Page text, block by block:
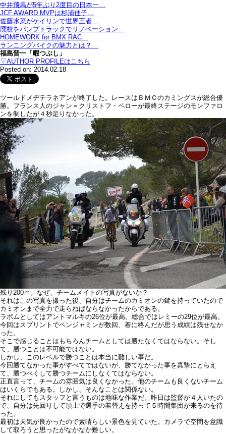
中井飛馬が5年ぶり2度目の日本一…
JCF AWARD MVPは杉浦佳子…
佐藤水菜がケイリンで世界王者…
廃校をパンプトラックでリノベーション…
HOMEWORK for BMX RAC…
ランニングバイクの魅力とは？…
福島晋一「暇つぶし」
▽AUTHOR PROFILEはこちら
Posted on: 2014.02.18
ツールドメヂテラネアンが終了した。レースはＢＭＣのカミングスが総合優
勝。フランス人のジャン＝クリストフ・ペローが最終ステージのモンファロ
ンを制したが４秒足りなかった。
残り200ｍ。なぜ、チームメイトの写真がないか？
それはこの写真を撮った後、自分はチームのカミオンの鍵を持っていたので
カミオンまで全力で走らねばならなかったからである。
ラポムとしてはアントマルキの26位が最高。総合ではレミーの29位が最高。
今回はスプリントでベンジャミンが数回、着に絡んだが思う成績は残せなか
った。
そこで感じることはもちろんチームとしては勝たなくてはならない。そし
て、勝つことは不可能ではない。
しかし、このレベルで勝つことは本当に難しい事だ。
今回勝てなかった事がすべてではないが、勝てなかった事を真摯にとらえ
て、勝つべくして勝つチームにしなくてはならない。
正直言って、チームの雰囲気は良くなかった。他のチームも良くないチーム
はいくらでもある。しかし、そんなことは関係ない。
それにしてもスタッフと言うものは地味な作業だ。昨日は監督が４人いたの
で、自分は先回りして頂上で選手の着替えを持って５時間集団が来るのを待
った。
最初は天気が良かったので素晴らしい景色を見ていた。カメラで空間を意識
して取ろうと思ったがなかなか難しい。